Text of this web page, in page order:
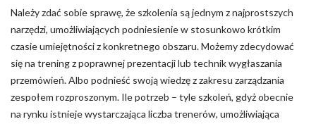
Należy zdać sobie sprawę, że szkolenia są jednym z najprostszych
narzędzi, umożliwiających podniesienie w stosunkowo krótkim
czasie umiejętności z konkretnego obszaru. Możemy zdecydować
się na trening z poprawnej prezentacji lub technik wygłaszania
przemówień. Albo podnieść swoją wiedzę z zakresu zarządzania
zespołem rozproszonym. Ile potrzeb – tyle szkoleń, gdyż obecnie
na rynku istnieje wystarczająca liczba trenerów, umożliwiająca